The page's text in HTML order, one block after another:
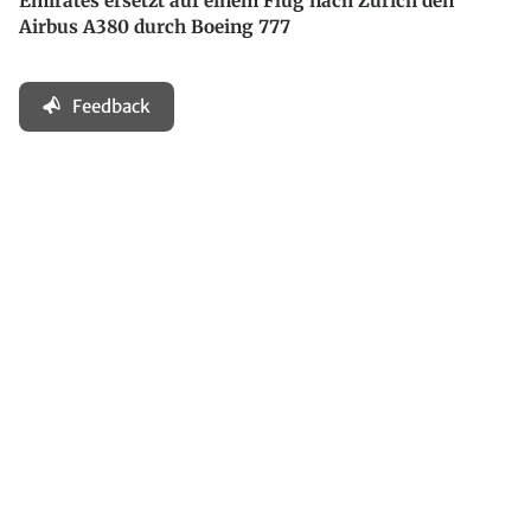
Airbus A380 durch Boeing 777
Feedback